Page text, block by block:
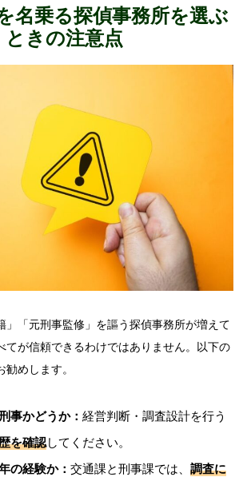
名乗る探偵事務所を選ぶ
ときの注意点
」「元刑事監修」を謳う探偵事務所が増えて
てが信頼できるわけではありません。以下の
めします。
事かどうか： 経営判断・調査設計を行う
を確認してください。
の経験か： 交通課と刑事課では、 調査に